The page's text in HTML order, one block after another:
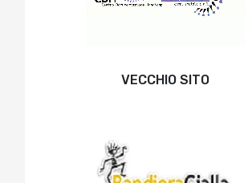
VECCHIO SITO